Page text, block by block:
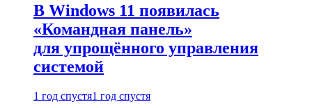
В Windows 11 появилась
«Командная панель»
для упрощённого управления
системой
1 год спустя1 год спустя